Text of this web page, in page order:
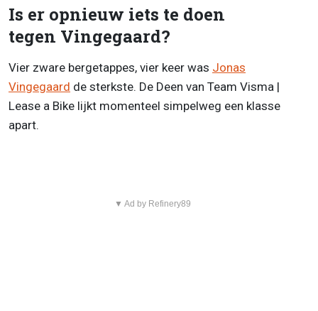
Is er opnieuw iets te doen
tegen Vingegaard?
Vier zware bergetappes, vier keer was Jonas
Vingegaard de sterkste. De Deen van Team Visma |
Lease a Bike lijkt momenteel simpelweg een klasse
apart.
▼ Ad by Refinery89